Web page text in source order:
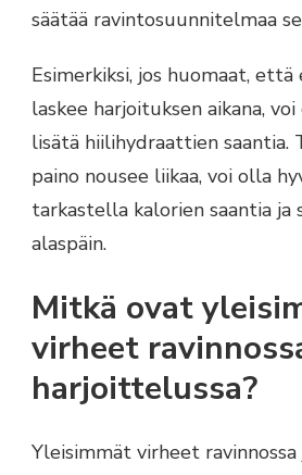
säätää ravintosuunnitelmaa
Esimerkiksi, jos huomaat, että
laskee harjoituksen aikana,
lisätä hiilihydraattien saantia.
paino nousee liikaa, voi olla
tarkastella kalorien saantia ja
alaspäin.
Mitkä ovat
virheet
harjoittelussa?
Yleisimmät virheet